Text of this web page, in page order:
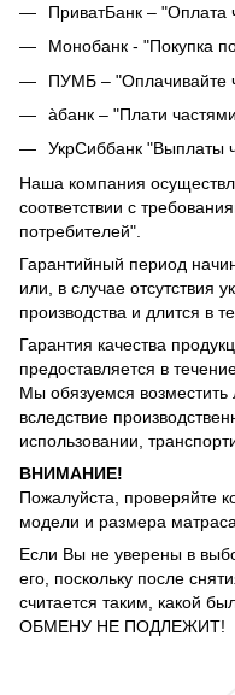
ПриватБанк – "Оплата
Монобанк - "Покупка
ПУМБ – "Оплачивайте
àбанк – "Плати
УкрСиббанк "Выплаты
Наша компания
соответствии с
потребителей".
Гарантийный период
или, в случае отсутствия
производства и длится в
Гарантия качества
предоставляется в
Мы обязуемся
вследствие
использовании,
ВНИМАНИЕ!
Пожалуйста, проверяйте
модели и размера
Если Вы не уверены в
его, поскольку после
считается таким, какой
ОБМЕНУ НЕ ПОДЛЕЖИТ!